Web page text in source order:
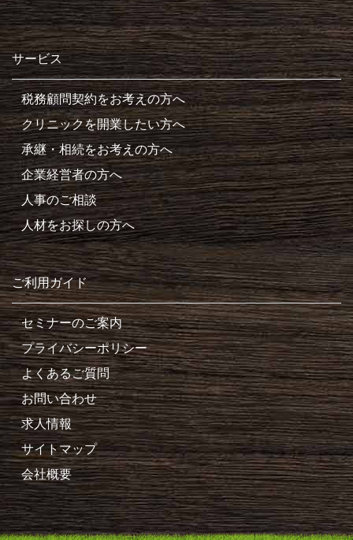
サービス
税務顧問契約をお考えの方へ
クリニックを開業したい方へ
承継・相続をお考えの方へ
企業経営者の方へ
人事のご相談
人材をお探しの方へ
ご利用ガイド
セミナーのご案内
プライバシーポリシー
よくあるご質問
お問い合わせ
求人情報
サイトマップ
会社概要